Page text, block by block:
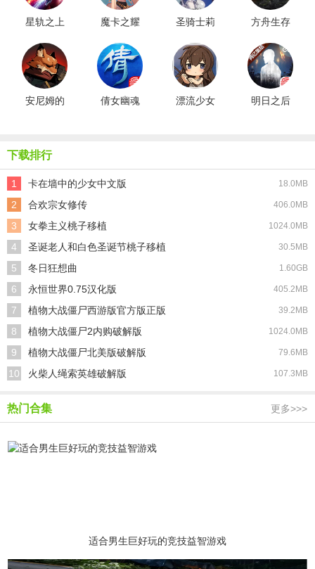
星轨之上
魔卡之耀
圣骑士莉
化版
方舟生存
安尼姆的
倩女幽魂
漂流少女
明日之后
下载排行
1 卡在墙中的少女中文版 18.0MB
2 合欢宗女修传 406.0MB
3 女拳主义桃子移植 1024.0MB
4 圣诞老人和白色圣诞节桃子移植 30.5MB
5 冬日狂想曲 1.60GB
6 永恒世界0.75汉化版 405.2MB
7 植物大战僵尸西游版官方版正版 39.2MB
8 植物大战僵尸2内购破解版 1024.0MB
9 植物大战僵尸北美版破解版 79.6MB
10 火柴人绳索英雄破解版 107.3MB
热门合集 更多>>>
适合男生巨好玩的竞技益智游戏